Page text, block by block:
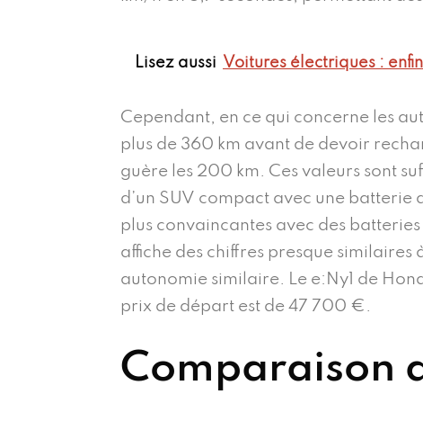
Lisez aussi Voitures électriques :
Cependant, en ce qui concerne les
plus de 360 km avant de devoir
guère les 200 km. Ces valeurs sont
d’un SUV compact avec une batterie
plus convaincantes avec des
affiche des chiffres presque
autonomie similaire. Le e:Ny1 de
prix de départ est de 47 700 €.
Comparaison